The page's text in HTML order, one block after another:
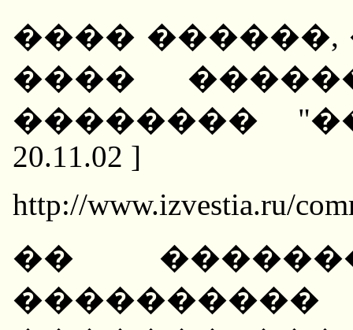
����
����
��������
20.11.02 ]
http://www.izvestia.ru/
��